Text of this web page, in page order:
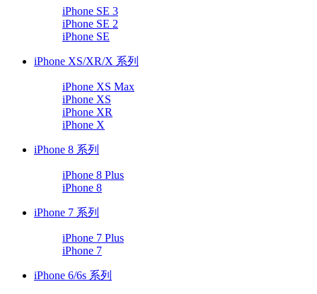
iPhone SE 3
iPhone SE 2
iPhone SE
iPhone XS/XR/X 系列
iPhone XS Max
iPhone XS
iPhone XR
iPhone X
iPhone 8 系列
iPhone 8 Plus
iPhone 8
iPhone 7 系列
iPhone 7 Plus
iPhone 7
iPhone 6/6s 系列